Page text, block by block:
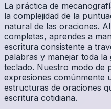
La práctica de
la complejidad de la
natural de las oraciones.
completas, aprendes a
escritura consistente a
palabras y manejar toda
teclado. Nuestro modo de
expresiones comúnmente
estructuras de oraciones
escritura cotidiana.